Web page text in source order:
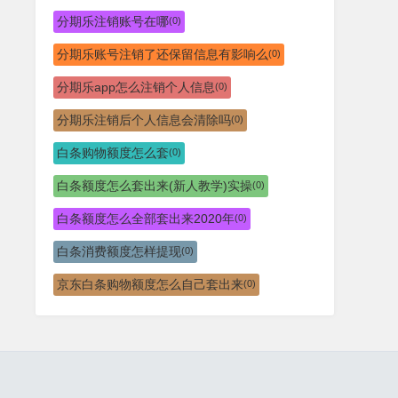
分期乐注销账号在哪(0)
分期乐账号注销了还保留信息有影响么(0)
分期乐app怎么注销个人信息(0)
分期乐注销后个人信息会清除吗(0)
白条购物额度怎么套(0)
白条额度怎么套出来(新人教学)实操(0)
白条额度怎么全部套出来2020年(0)
白条消费额度怎样提现(0)
京东白条购物额度怎么自己套出来(0)